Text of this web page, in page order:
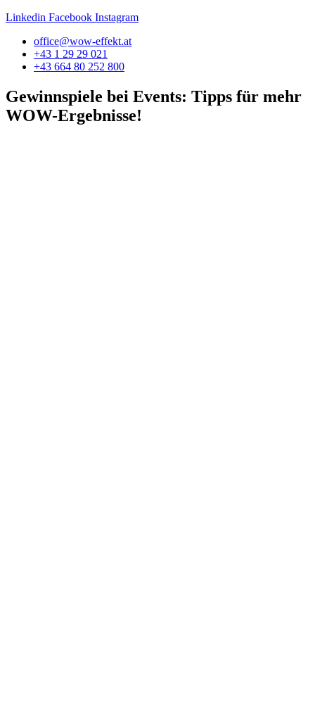
Linkedin Facebook Instagram
office@wow-effekt.at
+43 1 29 29 021
+43 664 80 252 800
Gewinnspiele bei Events: Tipps für mehr
WOW-Ergebnisse!